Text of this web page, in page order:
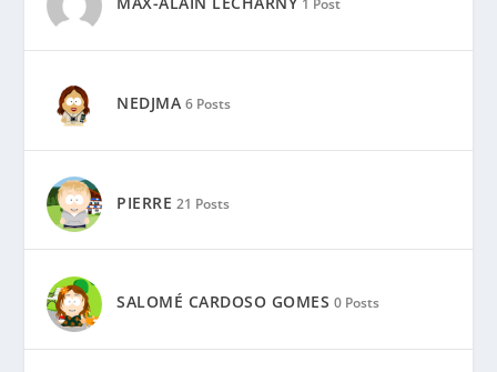
1 Post
NEDJMA 6 Posts
PIERRE 21 Posts
SALOMÉ CARDOSO GOMES 0 Posts